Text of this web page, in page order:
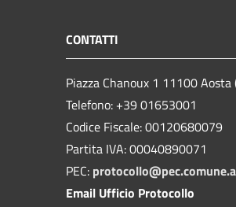
CONTATTI
Piazza Chanoux 1 11100 Aosta
Telefono: +39 01653001
Codice Fiscale: 00120680079
Partita IVA: 00040890071
PEC:
Email Ufficio Protocollo